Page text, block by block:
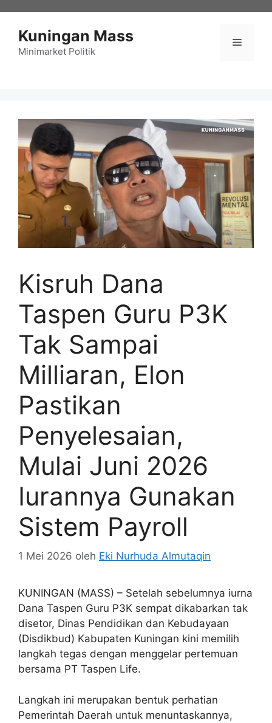
Kuningan Mass
Minimarket Politik
Menu
Kisruh Dana
Taspen Guru P3K
Tak Sampai
Milliaran, Elon
Pastikan
Penyelesaian,
Mulai Juni 2026
Iurannya Gunakan
Sistem Payroll
1 Mei 2026 oleh Eki Nurhuda Almutaqin
KUNINGAN (MASS) – Setelah sebelumnya iurna
Dana Taspen Guru P3K sempat dikabarkan tak
disetor, Dinas Pendidikan dan Kebudayaan
(Disdikbud) Kabupaten Kuningan kini memilih
langkah tegas dengan menggelar pertemuan
bersama PT Taspen Life.
Langkah ini merupakan bentuk perhatian
Pemerintah Daerah untuk menuntaskannya,